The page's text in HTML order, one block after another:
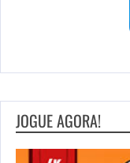
JOGUE AGORA!